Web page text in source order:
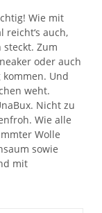
Wie mit
reicht‘s auch,
Zum
oder auch
Und
weht.
Nicht zu
Wie alle
Wolle
sowie
mit